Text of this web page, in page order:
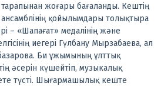
жоғары бағаланды. Кештің
қойылымдары толықтыра
– «Шапағат» медалінің және
иегері Гүлбану Мырзабаева, ал
Би ұжымының ұлттық
әсерін күшейтіп, музыкалық
түсті. Шығармашылық кеште